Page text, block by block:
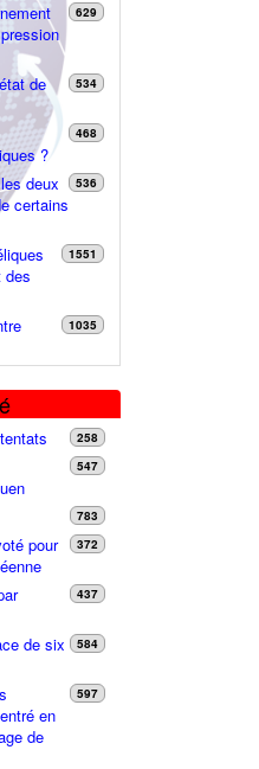
629
de
534
?
468
deux
certains
536
des
1551
1035
258
547
783
pour
372
437
de six
584
en
de
597